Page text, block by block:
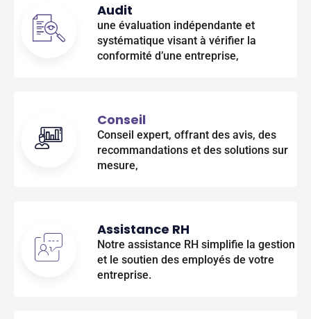
Audit
une évaluation indépendante et
systématique visant à vérifier la
conformité d’une entreprise,
Conseil
Conseil expert, offrant des avis, des
recommandations et des solutions sur
mesure,
Assistance RH
Notre assistance RH simplifie la gestion
et le soutien des employés de votre
entreprise.